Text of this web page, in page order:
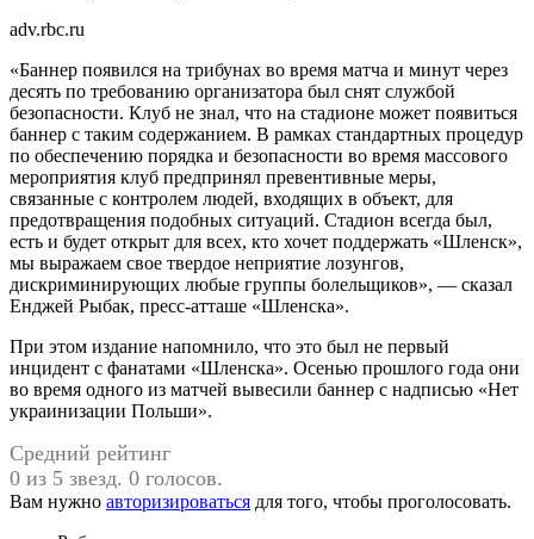
adv.rbc.ru
«Баннер появился на трибунах во время матча и минут через
десять по требованию организатора был снят службой
безопасности. Клуб не знал, что на стадионе может появиться
баннер с таким содержанием. В рамках стандартных процедур
по обеспечению порядка и безопасности во время массового
мероприятия клуб предпринял превентивные меры,
связанные с контролем людей, входящих в объект, для
предотвращения подобных ситуаций. Стадион всегда был,
есть и будет открыт для всех, кто хочет поддержать «Шленск»,
мы выражаем свое твердое неприятие лозунгов,
дискриминирующих любые группы болельщиков», — сказал
Енджей Рыбак, пресс-атташе «Шленска».
При этом издание напомнило, что это был не первый
инцидент с фанатами «Шленска». Осенью прошлого года они
во время одного из матчей вывесили баннер с надписью «Нет
украинизации Польши».
Средний рейтинг
0 из 5 звезд. 0 голосов.
Вам нужно авторизироваться для того, чтобы проголосовать.